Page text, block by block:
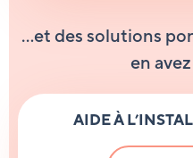
…et des solutions
en
AIDEÀ